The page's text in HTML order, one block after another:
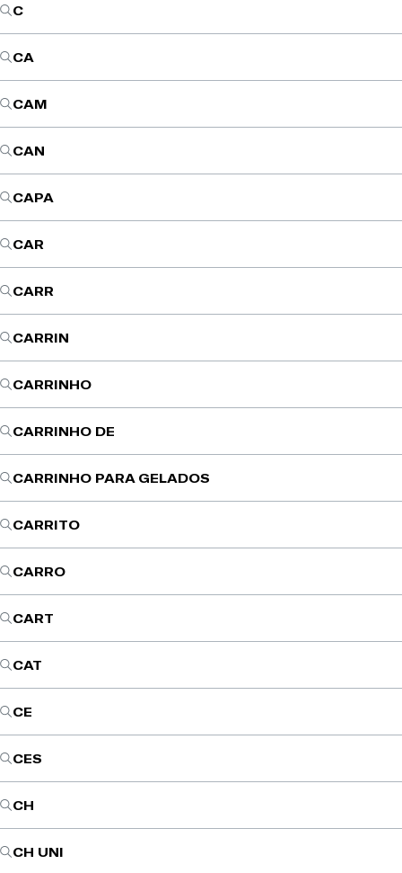
C
CA
CAM
CAN
CAPA
CAR
CARR
CARRIN
CARRINHO
CARRINHO DE
CARRINHO PARA GELADOS
CARRITO
CARRO
CART
CAT
CE
CES
CH
CH UNI